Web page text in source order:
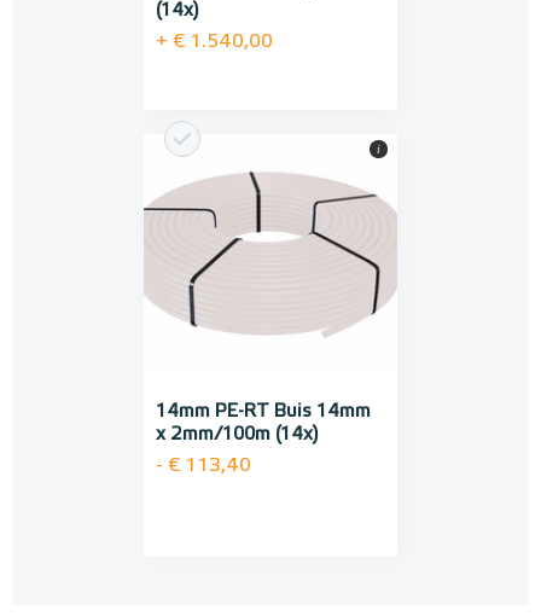
(14x)
+ € 1.540,00
14mm PE-RT Buis 14mm
x 2mm/100m (14x)
- € 113,40
i